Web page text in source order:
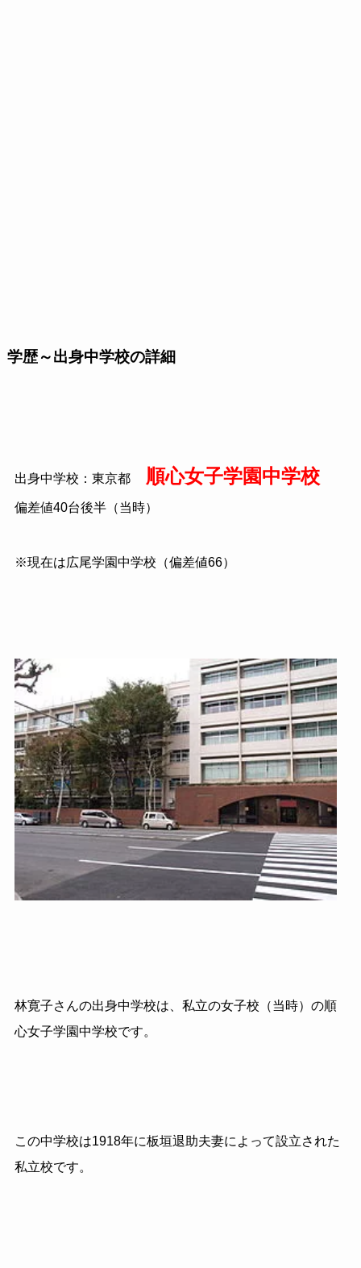
学歴～出身中学校の詳細
出身中学校：東京都 順心女子学園中学校
偏差値40台後半（当時）
※現在は広尾学園中学校（偏差値66）
林寛子さんの出身中学校は、私立の女子校（当時）の順
心女子学園中学校です。
この中学校は1918年に板垣退助夫妻によって設立された
私立校です。